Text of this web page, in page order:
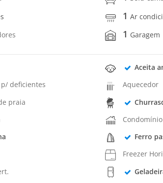
1Ar
1 Garagem
Aceita
deficientes
Aquecedor
praia
Ferro
Freezer